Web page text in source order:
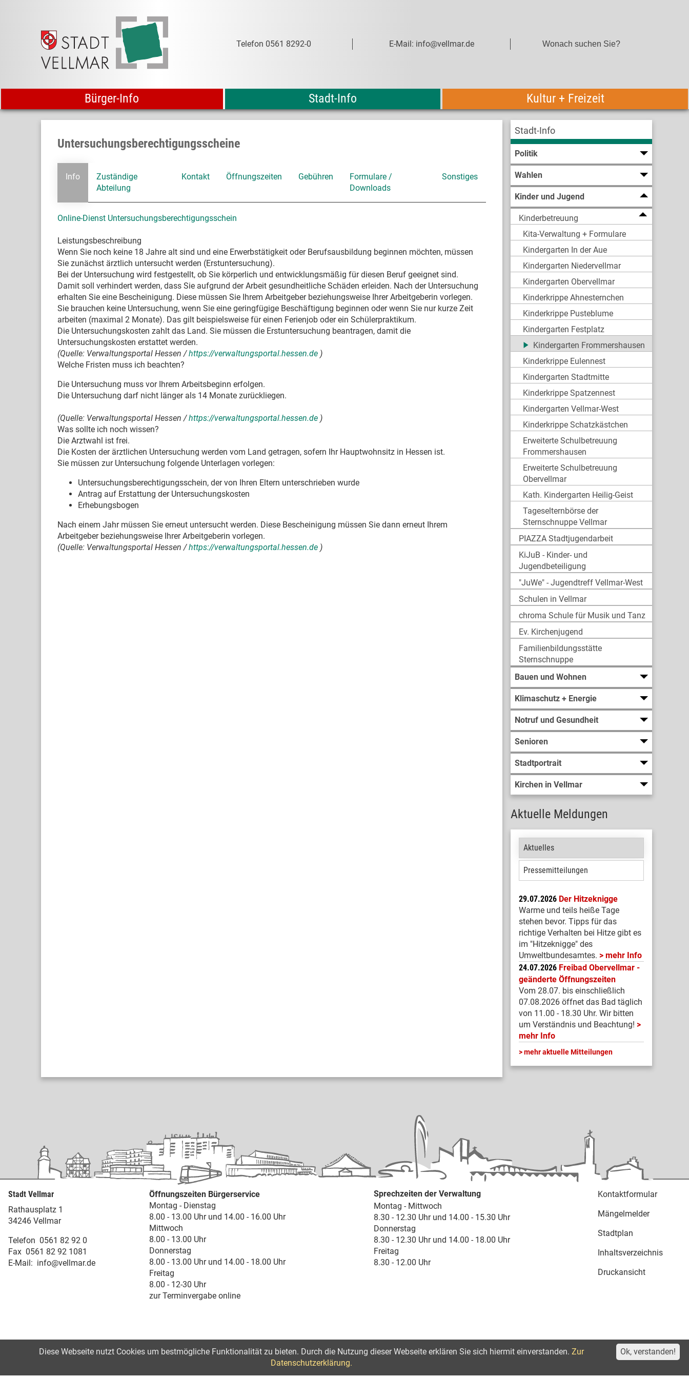
Telefon 0561 8292-0 E-Mail: info@vellmar.de
Bürger-Info Stadt-Info Kultur + Freizeit
Stadt-Info
Politik
Wahlen
Kinder und Jugend
Kinderbetreuung
Kita-Verwaltung + Formulare
Kindergarten In der Aue
Kindergarten Niedervellmar
Kindergarten Obervellmar
Kinderkrippe Ahnesternchen
Kinderkrippe Pusteblume
Kindergarten Festplatz
Kindergarten Frommershausen
Kinderkrippe Eulennest
Kindergarten Stadtmitte
Kinderkrippe Spatzennest
Kindergarten Vellmar-West
Kinderkrippe Schatzkästchen
Erweiterte Schulbetreuung
Frommershausen
Erweiterte Schulbetreuung
Obervellmar
Kath. Kindergarten Heilig-Geist
Tageselternbörse der
Sternschnuppe Vellmar
PIAZZA Stadtjugendarbeit
KiJuB - Kinder- und
Jugendbeteiligung
"JuWe" - Jugendtreff Vellmar-West
Schulen in Vellmar
chroma Schule für Musik und Tanz
Ev. Kirchenjugend
Familienbildungsstätte
Sternschnuppe
Bauen und Wohnen
Klimaschutz + Energie
Notruf und Gesundheit
Senioren
Stadtportrait
Kirchen in Vellmar
Aktuelle Meldungen
Aktuelles
Pressemitteilungen
29.07.2026 Der Hitzeknigge
Warme und teils heiße Tage
stehen bevor. Tipps für das
richtige Verhalten bei Hitze gibt es
im "Hitzeknigge" des
Umweltbundesamtes.
mehr Info
24.07.2026 Freibad Obervellmar -
geänderte Öffnungszeiten
Vom 28.07. bis einschließlich
07.08.2026 öffnet das Bad täglich
von 11.00 - 18.30 Uhr. Wir bitten
um Verständnis und Beachtung!
mehr Info
mehr aktuelle Mitteilungen
Untersuchungsberechtigungsscheine
Info
Zuständige
Abteilung
Kontakt Öffnungszeiten Gebühren
Formulare /
Downloads
Sonstiges
Online-Dienst Untersuchungsberechtigungsschein
Leistungsbeschreibung
Wenn Sie noch keine 18 Jahre alt sind und eine Erwerbstätigkeit oder Berufsausbildung beginnen möchten, müssen
Sie zunächst ärztlich untersucht werden (Erstuntersuchung).
Bei der Untersuchung wird festgestellt, ob Sie körperlich und entwicklungsmäßig für diesen Beruf geeignet sind.
Damit soll verhindert werden, dass Sie aufgrund der Arbeit gesundheitliche Schäden erleiden. Nach der Untersuchung
erhalten Sie eine Bescheinigung. Diese müssen Sie Ihrem Arbeitgeber beziehungsweise Ihrer Arbeitgeberin vorlegen.
Sie brauchen keine Untersuchung, wenn Sie eine geringfügige Beschäftigung beginnen oder wenn Sie nur kurze Zeit
arbeiten (maximal 2 Monate). Das gilt beispielsweise für einen Ferienjob oder ein Schülerpraktikum.
Die Untersuchungskosten zahlt das Land. Sie müssen die Erstuntersuchung beantragen, damit die
Untersuchungskosten erstattet werden.
(Quelle: Verwaltungsportal Hessen /https://verwaltungsportal.hessen.de )
Welche Fristen muss ich beachten?
Die Untersuchung muss vor Ihrem Arbeitsbeginn erfolgen.
Die Untersuchung darf nicht länger als 14 Monate zurückliegen.
(Quelle: Verwaltungsportal Hessen /https://verwaltungsportal.hessen.de )
Was sollte ich noch wissen?
Die Arztwahl ist frei.
Die Kosten der ärztlichen Untersuchung werden vom Land getragen, sofern Ihr Hauptwohnsitz in Hessen ist.
Sie müssen zur Untersuchung folgende Unterlagen vorlegen:
Untersuchungsberechtigungsschein, der von Ihren Eltern unterschrieben wurde
Antrag auf Erstattung der Untersuchungskosten
Erhebungsbogen
Nach einem Jahr müssen Sie erneut untersucht werden. Diese Bescheinigung müssen Sie dann erneut Ihrem
Arbeitgeber beziehungsweise Ihrer Arbeitgeberin vorlegen.
(Quelle: Verwaltungsportal Hessen /https://verwaltungsportal.hessen.de )
Stadt Vellmar
Rathausplatz 1
34246 Vellmar
Telefon 0561 82 92 0
Fax 0561 82 92 1081
E-Mail: info@vellmar.de
Öffnungszeiten Bürgerservice
Montag - Dienstag
8.00 - 13.00 Uhr und 14.00 - 16.00 Uhr
Mittwoch
8.00 - 13.00 Uhr
Donnerstag
8.00 - 13.00 Uhr und 14.00 - 18.00 Uhr
Freitag
8.00 - 12-30 Uhr
zur Terminvergabe online
Sprechzeiten der Verwaltung
Montag - Mittwoch
8.30 - 12.30 Uhr und 14.00 - 15.30 Uhr
Donnerstag
8.30 - 12.30 Uhr und 14.00 - 18.00 Uhr
Freitag
8.30 - 12.00 Uhr
Kontaktformular
Mängelmelder
Stadtplan
Inhaltsverzeichnis
Druckansicht
Erklärung zur Barrierefreiheit
Ok, verstanden!
Diese Webseite nutzt Cookies um bestmögliche Funktionalität zu bieten. Durch die Nutzung dieser Webseite erklären Sie sich hiermit einverstanden. Zur
Datenschutzerklärung.